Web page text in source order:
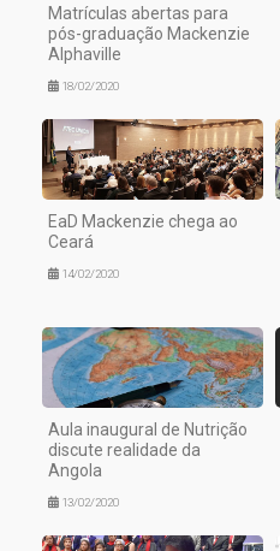
Matrículas abertas para
pós-graduação Mackenzie
Alphaville
18/02/2020
EaD Mackenzie chega ao
Ceará
14/02/2020
Aula inaugural de Nutrição
discute realidade da
Angola
13/02/2020